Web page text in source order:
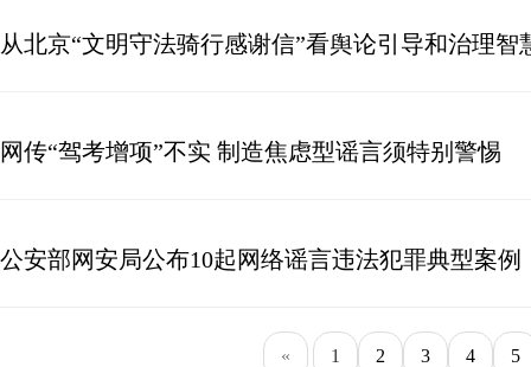
从北京“文明守法骑行感谢信”看舆论引导和治理智
网传“驾考增项”不实 制造焦虑型谣言须特别警惕
公安部网安局公布10起网络谣言违法犯罪典型案例
« 1 2 3 4 5